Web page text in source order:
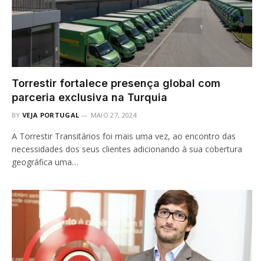
Torrestir fortalece presença global com
parceria exclusiva na Turquia
BY VEJA PORTUGAL MAIO 27, 2024
A Torrestir Transitários foi mais uma vez, ao encontro das
necessidades dos seus clientes adicionando à sua cobertura
geográfica uma…